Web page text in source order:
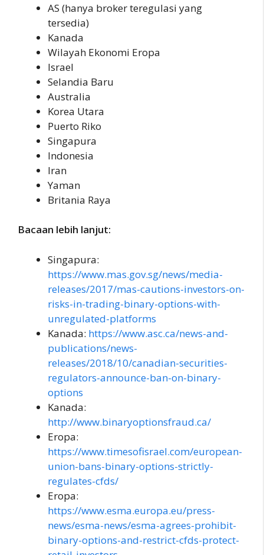
AS (hanya broker teregulasi yang
tersedia)
Kanada
Wilayah Ekonomi Eropa
Israel
Selandia Baru
Australia
Korea Utara
Puerto Riko
Singapura
Indonesia
Iran
Yaman
Britania Raya
Bacaan lebih lanjut:
Singapura:
https://www.mas.gov.sg/news/media-
releases/2017/mas-cautions-investors-on-
risks-in-trading-binary-options-with-
unregulated-platforms
Kanada: https://www.asc.ca/news-and-
publications/news-
releases/2018/10/canadian-securities-
regulators-announce-ban-on-binary-
options
Kanada:
http://www.binaryoptionsfraud.ca/
Eropa:
https://www.timesofisrael.com/european-
union-bans-binary-options-strictly-
regulates-cfds/
Eropa:
https://www.esma.europa.eu/press-
news/esma-news/esma-agrees-prohibit-
binary-options-and-restrict-cfds-protect-